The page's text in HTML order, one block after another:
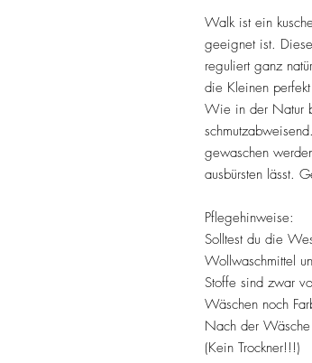
Walk ist ein
geeignet ist.
reguliert ganz
die Kleinen
Wie in der Natur
gewaschen
ausbürsten lässt.
Pflegehinweise:
Solltest du die
Wollwaschmittel
Stoffe sind zwar
Wäschen noch
Nach der
(Kein Trockner!!!)